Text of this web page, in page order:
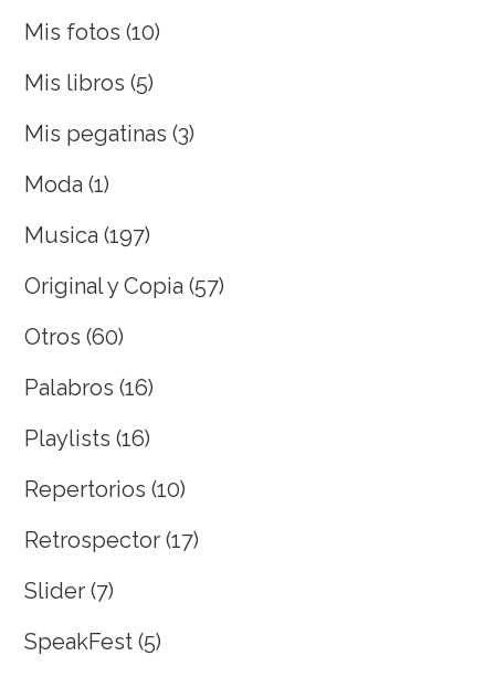
Mis fotos (10)
Mis libros (5)
Mis pegatinas (3)
Moda (1)
Musica (197)
Original y Copia (57)
Otros (60)
Palabros (16)
Playlists (16)
Repertorios (10)
Retrospector (17)
Slider (7)
SpeakFest (5)